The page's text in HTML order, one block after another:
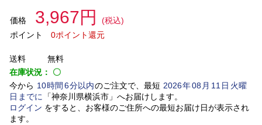
価格 3,967円
(税込)
ポイント
0ポイント還元
送料
無料
在庫状況： 〇
今から 10時間 6分以内のご注文で、最短 2026年08 月 11 日火曜
日 までに 「神奈川県横浜市」 へお届けします。
ログイン をすると、お客様のご住所への最短お届け日が表示され
ます。